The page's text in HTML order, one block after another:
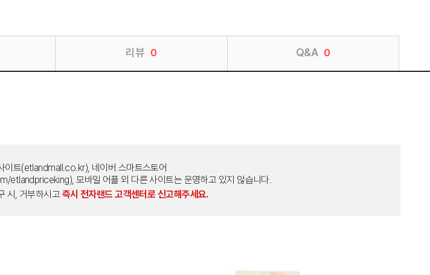
리뷰 0 Q&A 0
이트(etlandmall.co.kr), 네이버 스마트스토어
etlandpriceking), 모바일 어플 외 다른 사이트는 운영하고 있지 않습니다.
시, 거부하시고 즉시 전자랜드 고객센터로 신고해주세요.